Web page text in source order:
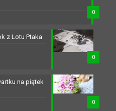
0
0
z Lotu Ptaka
0
na piątek